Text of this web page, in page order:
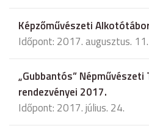
Képzőművészeti
Időpont: 2017. augusztus. 11.
„Gubbantós”
rendezvényei 2017.
Időpont: 2017. július. 24.